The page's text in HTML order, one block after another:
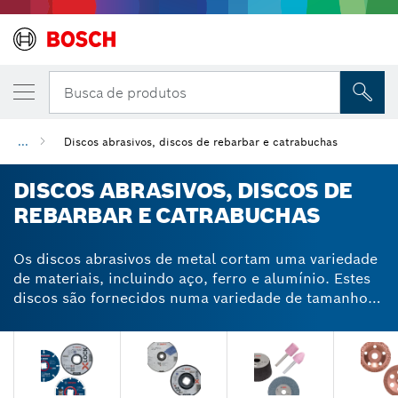
Busca de produtos
... Discos abrasivos, discos de rebarbar e catrabuchas
DISCOS ABRASIVOS, DISCOS DE
REBARBAR E CATRABUCHAS
Os discos abrasivos de metal cortam uma variedade
de materiais, incluindo aço, ferro e alumínio. Estes
discos são fornecidos numa variedade de tamanhos
grandes, pequenas ou mini. Ao escolher um disco
abrasivo ou de rebarbar de metal, tem em conta o
tamanho da tua rebarbadora e a espessura do